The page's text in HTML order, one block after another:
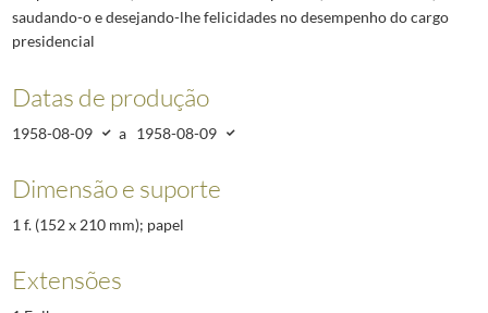
saudando-o e desejando-lhe felicidades no desempenho do cargo
presidencial
Datas de produção
1958-08-09 a 1958-08-09
Dimensão e suporte
1 f. (152 x 210 mm); papel
Extensões